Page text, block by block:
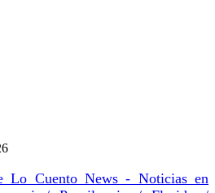
Lo Cuento News - Noticias en